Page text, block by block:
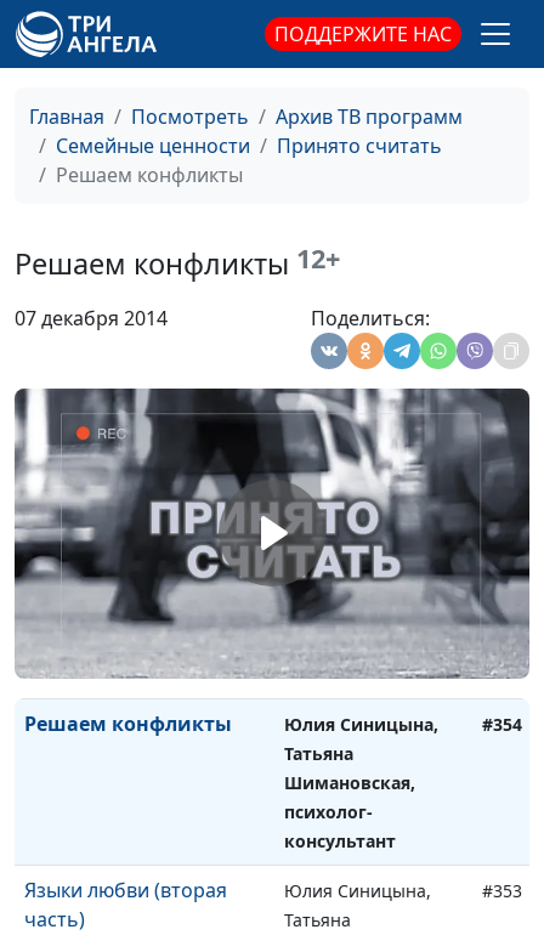
ПОДДЕРЖИТЕ НАС
Главная Посмотреть
Архив ТВ программ
Семейные ценности
Принято считать
Решаем конфликты
Решаем конфликты 12+
07 декабря 2014 Поделиться:
Роль папы в жизни
Юлия Синицына,
Шимановская,
психолог-
воспитания детей
Татьяна
психолог-
консультант
Дисциплина, наказания
Юлия Синицына,
Татьяна
Шимановская,
психолог-
консультант
#356
Семейные традиции
Юлия Синицына,
Татьяна
Шимановская,
психолог-
консультант
#355
Решаем конфликты
Юлия Синицына,
Татьяна
Шимановская,
психолог-
консультант
#354
Языки любви (вторая
часть)
Юлия Синицына,
Татьяна
#353